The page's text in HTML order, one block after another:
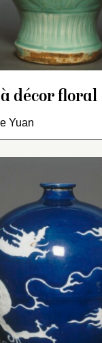
monté sur
ovoïde, haute
lequel
col et à la
panse, rinceaux
et la
destinée à
l’exportation.
à décor floral
Yuan
arrondie évasée
à décor incisé
pâte : rinceaux
feuilles